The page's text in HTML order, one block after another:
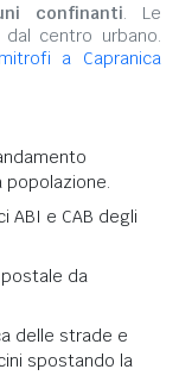
confinanti. Le
centro urbano.
a Capranica
ABI e CAB degli
da
delle strade e
spostando la